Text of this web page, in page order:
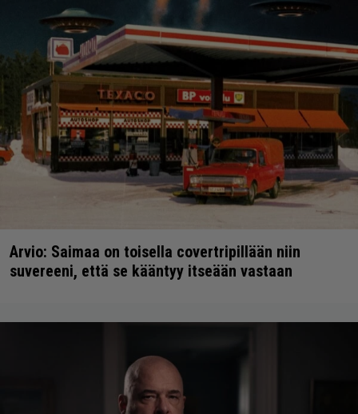
Arvio: Saimaa on toisella covertripillään niin
suvereeni, että se kääntyy itseään vastaan